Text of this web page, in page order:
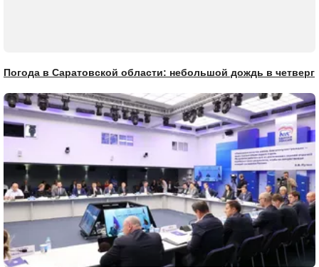
Погода в Саратовской области: небольшой дождь в четверг